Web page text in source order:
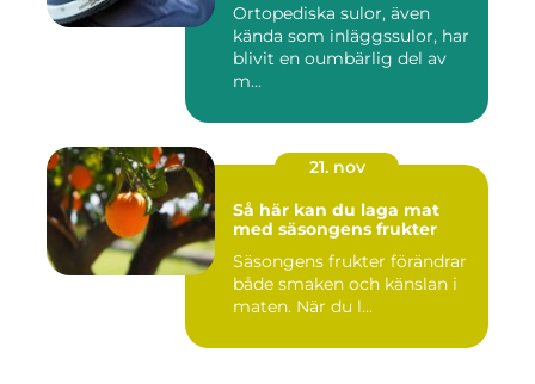
Ortopediska sulor, även
kända som inläggssulor, har
blivit en oumbärlig del av
m...
21. nov
Så här kan du laga mat
med säsongens frukter
Säsongens frukter förändrar
både smaken och känslan i
maten. När du l...